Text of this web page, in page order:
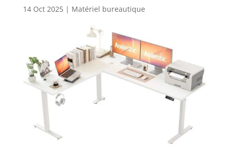
14 Oct 2025| Matériel bureautique